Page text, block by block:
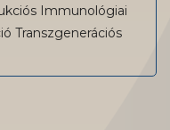
Immunológiai
Transzgenerációs